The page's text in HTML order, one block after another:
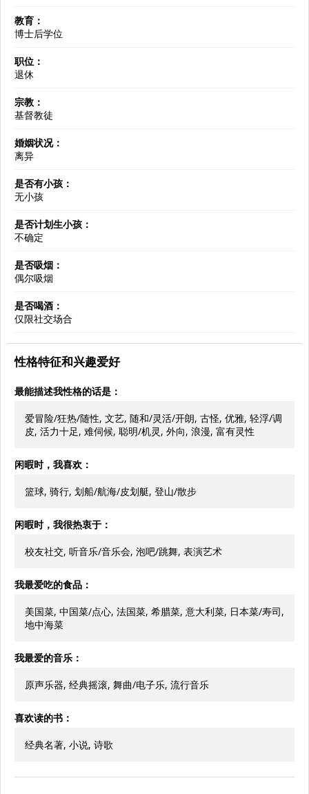
教育：
博士后学位
职位：
退休
宗教：
基督教徒
婚姻状况：
离异
是否有小孩：
无小孩
是否计划生小孩：
不确定
是否吸烟：
偶尔吸烟
是否喝酒：
仅限社交场合
性格特征和兴趣爱好
最能描述我性格的话是：
爱冒险/狂热/随性, 文艺, 随和/灵活/开朗, 古怪, 优雅, 轻浮/调
皮, 活力十足, 难伺候, 聪明/机灵, 外向, 浪漫, 富有灵性
闲暇时，我喜欢：
篮球, 骑行, 划船/航海/皮划艇, 登山/散步
闲暇时，我很热衷于：
校友社交, 听音乐/音乐会, 泡吧/跳舞, 表演艺术
我最爱吃的食品：
美国菜, 中国菜/点心, 法国菜, 希腊菜, 意大利菜, 日本菜/寿司,
地中海菜
我最爱的音乐：
原声乐器, 经典摇滚, 舞曲/电子乐, 流行音乐
喜欢读的书：
经典名著, 小说, 诗歌